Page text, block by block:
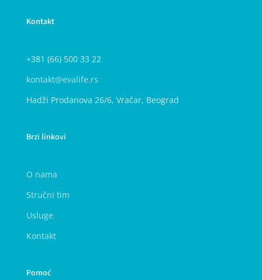
Kontakt
+381 (66) 500 33 22
kontakt@evalife.rs
Hadži Prodanova 26/6, Vračar, Beograd
Brzi linkovi
O nama
Stručni tim
Usluge
Kontakt
Pomoć